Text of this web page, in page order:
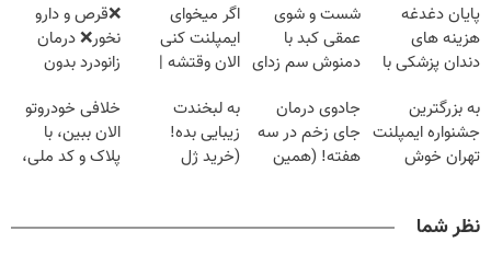
پایان دغدغه
هزینه های
دندان پزشکی با
خانگی
شست و شوی
عمقی کبد با
دمنوش سم زدای
اگر میخوای
ایمپلنت کنی
الان وقتشه |
میلیون تومان!!!
❌قرص‌ و دارو
نخور❌ درمان
زانودرد بدون
به بزرگترین
جشنواره ایمپلنت
تهران خوش
جادوی درمان
جای زخم در سه
هفته! (همین
به لبخندت
زیبایی بده!
(خرید ژل
با40%تخفیف)
خلافی خودروتو
الان ببین، با
پلاک و کد ملی،
نظر شما